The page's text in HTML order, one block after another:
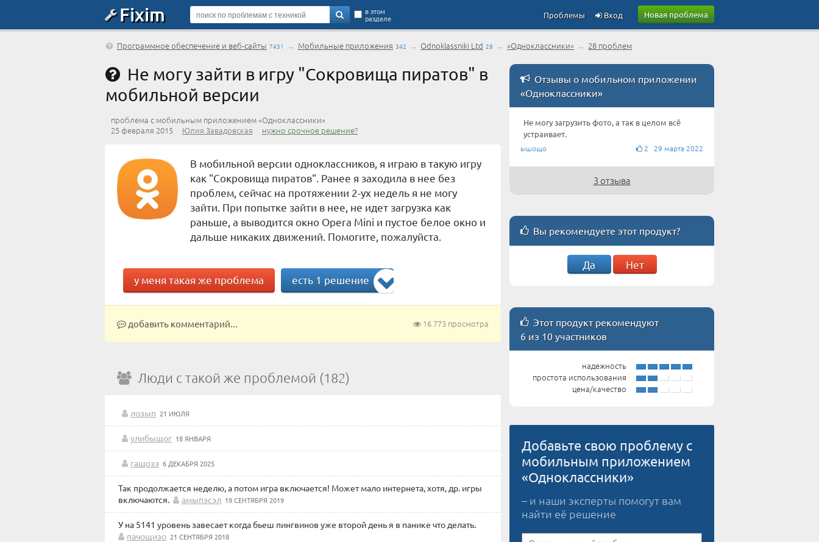
Fixim Новая проблема
в этом
разделе Вход
Проблемы
Программное обеспечение и веб-сайты 7431 → Мобильные приложения 342 → Odnoklassniki Ltd 28 → «Одноклассники» → 28 проблем
Не могу зайти в игру "Сокровища пиратов" в
мобильной версии
проблема с мобильным приложением «Одноклассники»
25 февраля 2015 Юлия Завадовская нужно срочное решение?
В мобильной версии одноклассников, я играю в такую игру
как "Сокровища пиратов". Ранее я заходила в нее без
проблем, сейчас на протяжении 2-ух недель я не могу
зайти. При попытке зайти в нее, не идет загрузка как
раньше, а выводится окно Opera Mini и пустое белое окно и
дальше никаких движений. Помогите, пожалуйста.
у меня такая же проблема есть 1 решение
16 773 просмотра
добавить комментарий...
Люди с такой же проблемой (182)
лозып 21 ИЮЛЯ
улибыщог 18 ЯНВАРЯ
гащозэ 6 ДЕКАБРЯ 2025
Так продолжается неделю, а потом игра включается! Может мало интернета, хотя, др. игры
включаются.
амыпэсэл 19 СЕНТЯБРЯ 2019
У на 5141 уровень завесает когда бьеш пингвинов уже второй день я в панике что делать.
пачощизо 21 СЕНТЯБРЯ 2018
Отзывы о мобильном приложении
«Одноклассники»
Не могу загрузить фото, а так в целом всё
устраивает.
ышощо 2 29 марта 2022
3 отзыва
Вы рекомендуете этот продукт?
Да Нет
Этот продукт рекомендуют
6 из 10 участников
надежность
простота использования
цена/качество
Добавьте свою проблему с
мобильным приложением
«Одноклассники»
– и наши эксперты помогут вам
найти её решение